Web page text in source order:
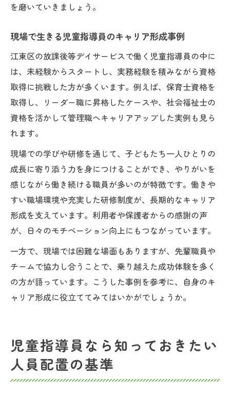
を磨いていきましょう。
現場で生きる児童指導員のキャリア形成事例
江東区の放課後等デイサービスで働く児童指導員の中に
は、未経験からスタートし、実務経験を積みながら資格
取得に挑戦した方が多くいます。例えば、保育士資格を
取得し、リーダー職に昇格したケースや、社会福祉士の
資格を活かして管理職へキャリアアップした実例も見ら
れます。
現場での学びや研修を通じて、子どもたち一人ひとりの
成長に寄り添う力を身につけることができ、やりがいを
感じながら働き続ける職員が多いのが特徴です。働きや
すい職場環境や充実した研修制度が、長期的なキャリア
形成を支えています。利用者や保護者からの感謝の声
が、日々のモチベーション向上にもつながっています。
一方で、現場では困難な場面もありますが、先輩職員や
チームで協力し合うことで、乗り越えた成功体験を多く
の方が語っています。こうした事例を参考に、自身のキ
ャリア形成に役立ててみてはいかがでしょうか。
児童指導員なら知っておきたい
人員配置の基準